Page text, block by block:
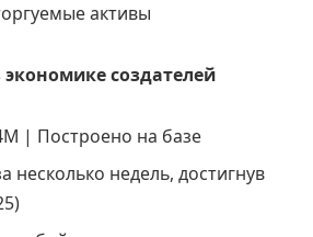
активы
создателей
| Построено на базе
несколько недель, достигнув